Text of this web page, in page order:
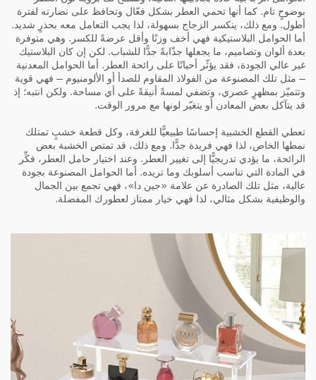
بوضوحٍ تام. كما أنها تحمي العطر بشكل فعّال وتحافظ على نضارته لفترة
أطول. ومع ذلك، ينكسر الزجاج بسهولة، لذا يجب التعامل معه بحذرٍ شديد.
أما الحوامل البلاستيكية فهي أخف وزنًا وأقل عرضةً للكسر. وهي متوفرة
بعدة ألوان وتصاميم، ما يجعلها جذّابةً جدًّا للشباب. لكن إن كان البلاستيك
غير عالي الجودة، فقد يؤثّر أحيانًا على رائحة العطر. أما الحوامل المعدنية
— مثل تلك المصنوعة من الفولاذ المقاوم للصدأ أو الألومنيوم — فهي قوية
وتتميّز بمظهرٍ عصري، وتضفي لمسةً أنيقةً على أي مساحة. ولكن انتبه؛ إذ
قد يتآكل بعض المعادن أو يتغيّر لونها مع مرور الوقت.
تعطي القطع الخشبية إحساسًا طبيعيًّا للغرفة، وكل قطعة خشبٍ تمتلك
نمطها الخاص، لذا فهي فريدة جدًّا. ومع ذلك، قد تمتص الخشبة بعض
الرائحة، ما يؤدي تدريجيًّا إلى تغيير العطر. وعند اختيار حامل العطر، فكِّر
في المادة التي تناسب أسلوبك وما تريده. أما الحوامل المصنوعة بجودة
عالية، مثل تلك الصادرة عن علامة «جين دا»، فهي تجمع بين الجمال
والوظيفية بشكل مثالي، لذا فهي خيار ممتاز لعطورك المفضلة.